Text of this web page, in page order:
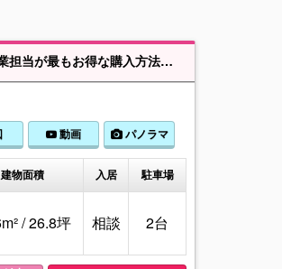
ご相談ください！ “一生に一度の大きなお買い物✨お得に買うなら【アミール不動産】✨にお任せください！！”
動画 パノラマ
建物面積 入居 駐車場
/ 26.8坪 相談 2台